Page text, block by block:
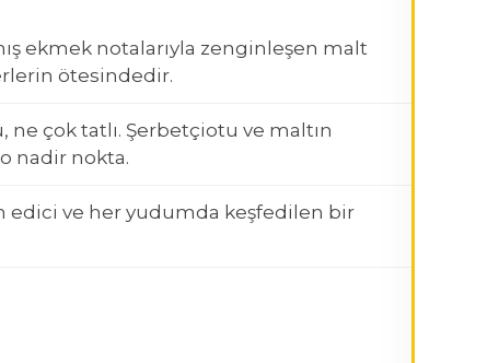
ekmek notalarıyla zenginleşen malt
ötesindedir.
çok tatlı. Şerbetçiotu ve maltın
nadir nokta.
edici ve her yudumda keşfedilen bir